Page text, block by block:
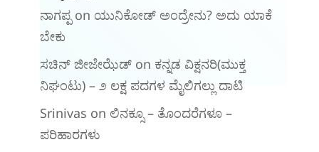
ನಾಗಪ್ಪon ಯುನಿಕೋಡ್ ಅಂದ್ರೇನು? ಅದು ಯಾಕೆ
ಬೇಕು
ಸಚಿನ್ ಜೀಜೇಝೆಡ್on ಕನ್ನಡ ವಿಕ್ಷನರಿ‌(ಮುಕ್ತ
ನಿಘಂಟು) – ೨ ಲಕ್ಷ ಪದಗಳ ಮೈಲಿಗಲ್ಲು ದಾಟಿ
Srinivas on ಲಿನಕ್ಸೂ – ತೊಂದರೆಗಳೂ –
ಪರಿಹಾರಗಳು